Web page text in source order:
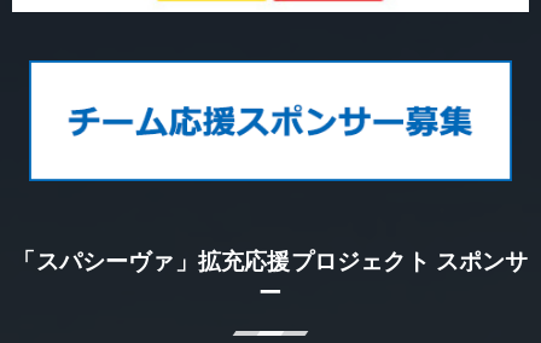
「スパシーヴァ」拡充応援プロジェクト スポンサ
ー